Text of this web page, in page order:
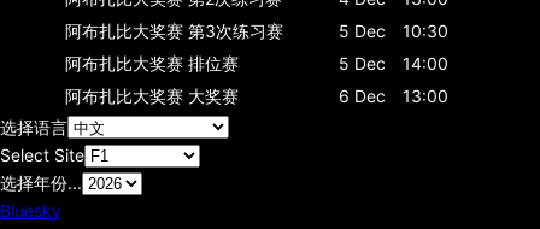
阿布扎比大奖赛 第3次练习赛 5 Dec
10:30
阿布扎比大奖赛 排位赛 5 Dec
14:00
阿布扎比大奖赛 大奖赛 6 Dec
13:00
选择语言
Select Site
选择年份...
Bluesky